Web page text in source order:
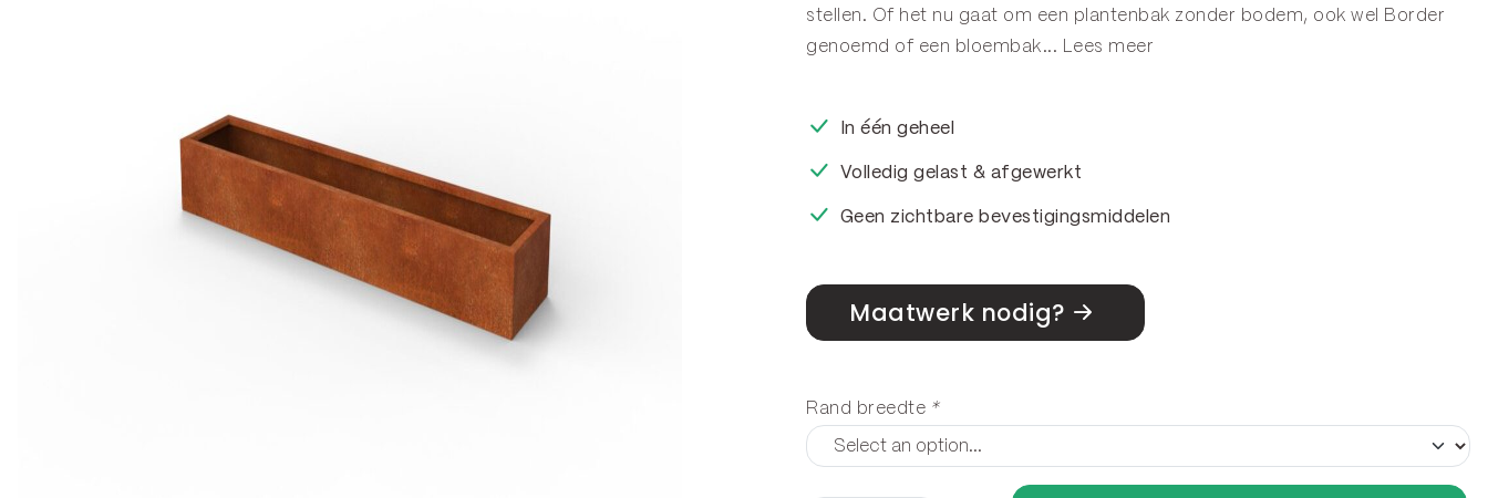
stellen. Of het nu gaat om een plantenbak zonder bodem, ook wel
Border
genoemd of een bloembak ... Lees meer
In één geheel
Volledig gelast & afgewerkt
Geen zichtbare bevestigingsmiddelen
Maatwerk nodig?
Rand breedte *